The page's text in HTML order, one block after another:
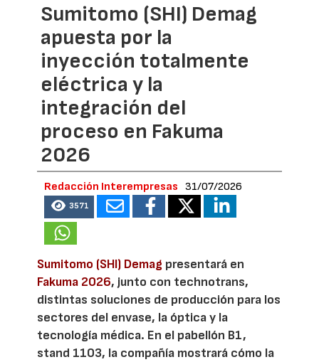
Sumitomo (SHI) Demag
apuesta por la
inyección totalmente
eléctrica y la
integración del
proceso en Fakuma
2026
Redacción Interempresas 31/07/2026
3571
Sumitomo (SHI) Demag presentará en
Fakuma 2026, junto con technotrans,
distintas soluciones de producción para los
sectores del envase, la óptica y la
tecnología médica. En el pabellón B1,
stand 1103, la compañía mostrará cómo la